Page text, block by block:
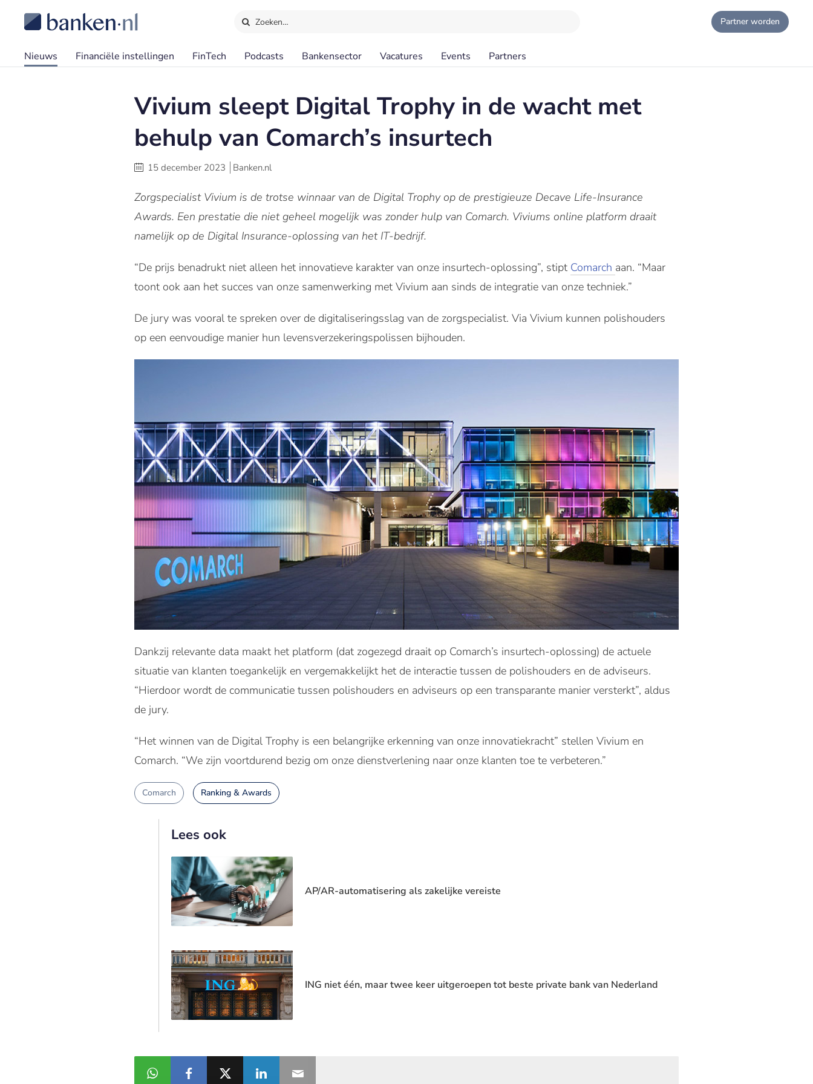
Zoeken… Partner worden
Nieuws Financiële instellingen FinTech Podcasts Bankensector Vacatures Events Partners
Vivium sleept Digital Trophy in de wacht met
behulp van Comarch’s insurtech
15 december 2023 Banken.nl
Zorgspecialist Vivium is de trotse winnaar van de Digital Trophy op de prestigieuze Decave Life-Insurance
Awards. Een prestatie die niet geheel mogelijk was zonder hulp van Comarch. Viviums online platform draait
namelijk op de Digital Insurance-oplossing van het IT-bedrijf.
“De prijs benadrukt niet alleen het innovatieve karakter van onze insurtech-oplossing”, stipt Comarch aan. “Maar
toont ook aan het succes van onze samenwerking met Vivium aan sinds de integratie van onze techniek.”
De jury was vooral te spreken over de digitaliseringsslag van de zorgspecialist. Via Vivium kunnen polishouders
op een eenvoudige manier hun levensverzekeringspolissen bijhouden.
Dankzij relevante data maakt het platform (dat zogezegd draait op Comarch’s insurtech-oplossing) de actuele
situatie van klanten toegankelijk en vergemakkelijkt het de interactie tussen de polishouders en de adviseurs.
“Hierdoor wordt de communicatie tussen polishouders en adviseurs op een transparante manier versterkt”, aldus
de jury.
“Het winnen van de Digital Trophy is een belangrijke erkenning van onze innovatiekracht” stellen Vivium en
Comarch. “We zijn voortdurend bezig om onze dienstverlening naar onze klanten toe te verbeteren.”
Comarch Ranking & Awards
Lees ook
AP/AR-automatisering als zakelijke vereiste
ING niet één, maar twee keer uitgeroepen tot beste private bank van Nederland